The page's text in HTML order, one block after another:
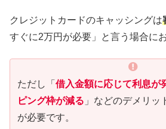
クレジットカードのキャッシングは
すぐに2万円が必要」と言う場合に
ただし「 借入金額に応じて利息が
ピング枠が減る 」などのデメリッ
が必要です。